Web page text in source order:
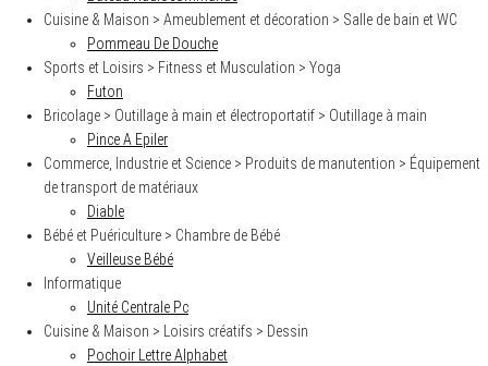
Cuisine & Maison > Ameublement et décoration > Salle de bain et WC
Pommeau De Douche
Sports et Loisirs > Fitness et Musculation > Yoga
Futon
Bricolage > Outillage à main et électroportatif > Outillage à main
Pince A Epiler
Commerce, Industrie et Science > Produits de manutention > Équipement
de transport de matériaux
Diable
Bébé et Puériculture > Chambre de Bébé
Veilleuse Bébé
Informatique
Unité Centrale Pc
Cuisine & Maison > Loisirs créatifs > Dessin
Pochoir Lettre Alphabet